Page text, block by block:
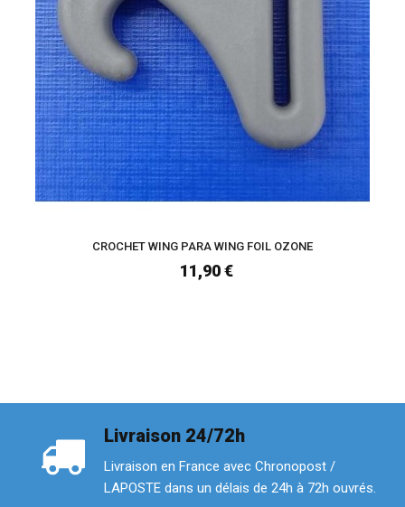
CROCHET WING PARA WING FOIL OZONE
11,90 €
Livraison 24/72h
Livraison en France avec Chronopost /
LAPOSTE dans un délais de 24h à 72h ouvrés.